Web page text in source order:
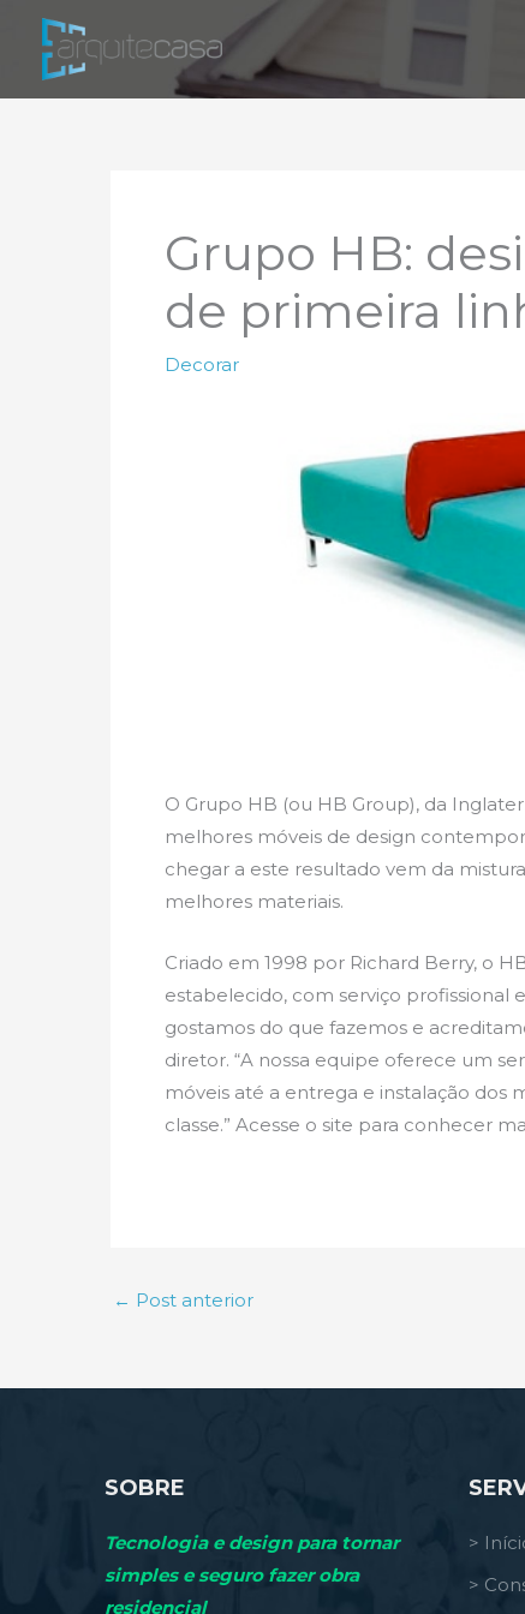
Grupo HB:
de primeira
Decorar
O Grupo HB (ou HB Group), da
melhores móveis de design
chegar a este resultado vem da
melhores materiais.
Criado em 1998 por Richard Berry, o
estabelecido, com serviço profissional
gostamos do que fazemos e
diretor. “A nossa equipe oferece um
móveis até a entrega e instalação dos
classe.” Acesse o site para conhecer
← Post anterior
SOBRE
Tecnologia e design para tornar
simples e seguro fazer obra
residencial
>
>